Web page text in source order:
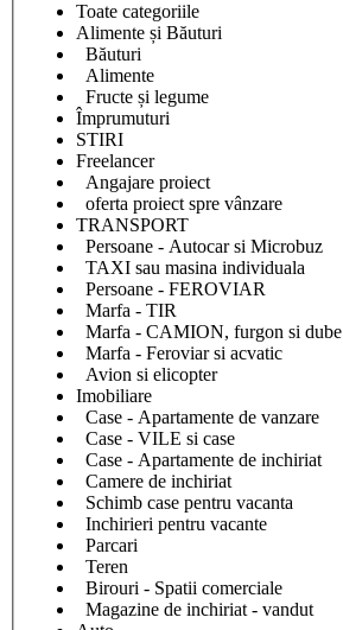
Toate categoriile
Alimente și Băuturi
Băuturi
Alimente
Fructe și legume
Împrumuturi
STIRI
Freelancer
Angajare proiect
oferta proiect spre vânzare
TRANSPORT
Persoane - Autocar si Microbuz
TAXI sau masina individuala
Persoane - FEROVIAR
Marfa - TIR
Marfa - CAMION, furgon si dube
Marfa - Feroviar si acvatic
Avion si elicopter
Imobiliare
Case - Apartamente de vanzare
Case - VILE si case
Case - Apartamente de inchiriat
Camere de inchiriat
Schimb case pentru vacanta
Inchirieri pentru vacante
Parcari
Teren
Birouri - Spatii comerciale
Magazine de inchiriat - vandut